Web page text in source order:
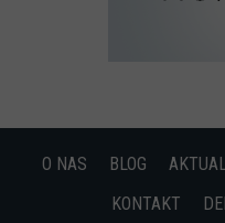
O NAS BLOG
KONTAKT